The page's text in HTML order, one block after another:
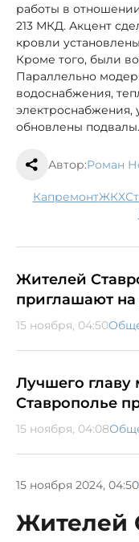
работы в
213 МКД. Акцент
кровли
Кроме того, были
Параллельно
водоснабжения,
обновлены подвалы.
Автор:Роман
капремонт ЖКХ
Жителей
приглашают
15 ноября, 04:50
Лучшего главу
Ставрополье
15 ноября, 04:08
15 ноября 2024, 04:50
Жителей